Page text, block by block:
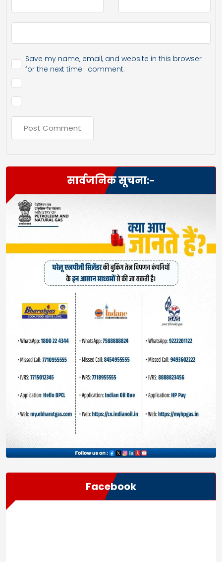
Save my name, email, and website in this browser
for the next time I comment.
सार्वजनिक सूचना:-
Facebook